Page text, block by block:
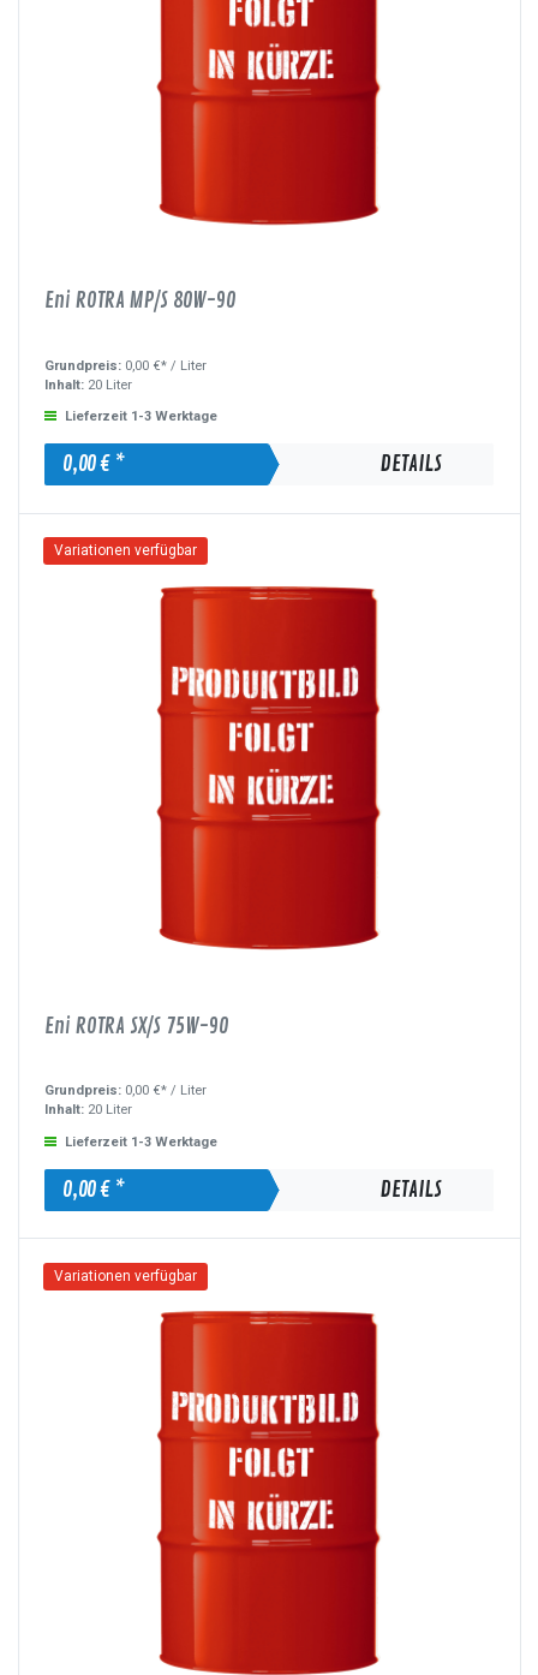
Eni ROTRA MP/S 80W-90
Grundpreis: 0,00 €* / Liter
Inhalt: 20 Liter
Lieferzeit 1-3 Werktage
0,00 € * DETAILS
Variationen verfügbar
Eni ROTRA SX/S 75W-90
Grundpreis: 0,00 €* / Liter
Inhalt: 20 Liter
Lieferzeit 1-3 Werktage
0,00 € * DETAILS
Variationen verfügbar